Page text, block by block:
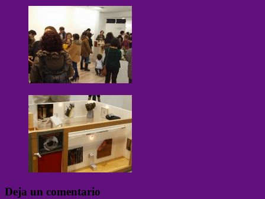
Deja un comentario